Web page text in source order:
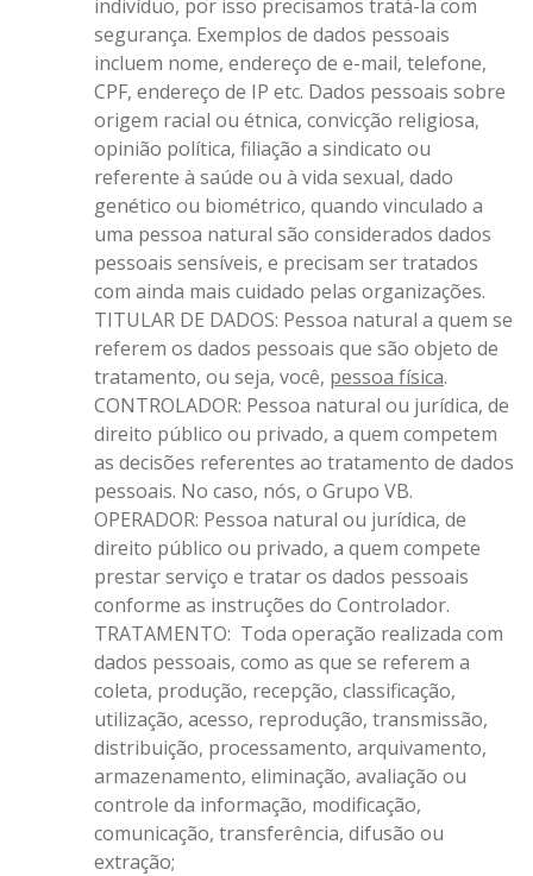
indivíduo, por isso precisamos tratá-la com
segurança. Exemplos de dados pessoais
incluem nome, endereço de e-mail, telefone,
CPF, endereço de IP etc. Dados pessoais sobre
origem racial ou étnica, convicção religiosa,
opinião política, filiação a sindicato ou
referente à saúde ou à vida sexual, dado
genético ou biométrico, quando vinculado a
uma pessoa natural são considerados dados
pessoais sensíveis, e precisam ser tratados
com ainda mais cuidado pelas organizações.
TITULAR DE DADOS: Pessoa natural a quem se
referem os dados pessoais que são objeto de
tratamento, ou seja, você, pessoa física.
CONTROLADOR: Pessoa natural ou jurídica, de
direito público ou privado, a quem competem
as decisões referentes ao tratamento de dados
pessoais. No caso, nós, o Grupo VB.
OPERADOR: Pessoa natural ou jurídica, de
direito público ou privado, a quem compete
prestar serviço e tratar os dados pessoais
conforme as instruções do Controlador.
TRATAMENTO: Toda operação realizada com
dados pessoais, como as que se referem a
coleta, produção, recepção, classificação,
utilização, acesso, reprodução, transmissão,
distribuição, processamento, arquivamento,
armazenamento, eliminação, avaliação ou
controle da informação, modificação,
comunicação, transferência, difusão ou
extração;